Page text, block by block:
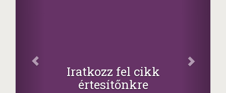
Iratkozz fel cikk
értesítőnkre